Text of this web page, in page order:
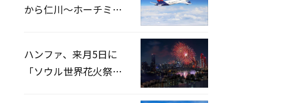
から仁川〜ホーチミン
ハンファ、来月5日に
「ソウル世界花火祭り